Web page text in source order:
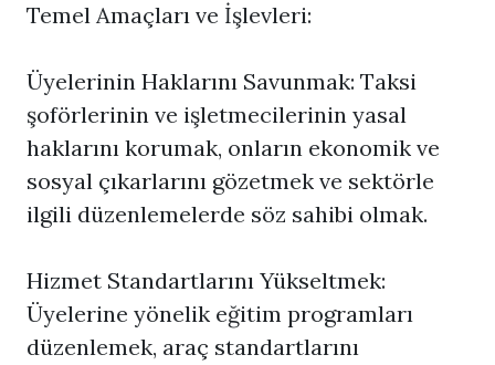
Temel Amaçları ve İşlevleri:
Üyelerinin Haklarını Savunmak: Taksi
şoförlerinin ve işletmecilerinin yasal
haklarını korumak, onların ekonomik ve
sosyal çıkarlarını gözetmek ve sektörle
ilgili düzenlemelerde söz sahibi olmak.
Hizmet Standartlarını Yükseltmek:
Üyelerine yönelik eğitim programları
düzenlemek, araç standartlarını